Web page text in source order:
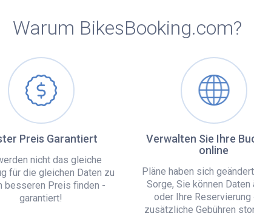
Warum BikesBooking.com?
Preis Garantiert
nicht das gleiche
für die gleichen Daten zu
besseren Preis finden -
garantiert!
Verwalten Sie Ihre
online
Pläne haben sich
Sorge, Sie können Daten
oder Ihre Reservierung
zusätzliche Gebühren